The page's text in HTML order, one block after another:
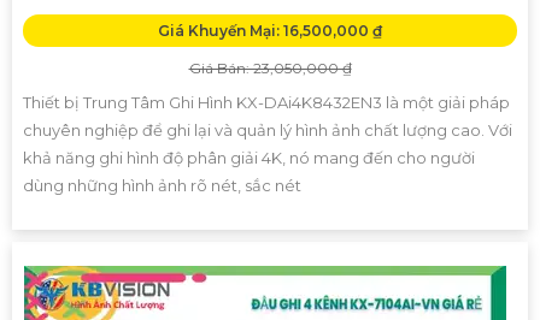
Giá Khuyến Mại: 16,500,000 ₫
Giá Bán: 23,050,000 ₫
Thiết bị Trung Tâm Ghi Hình KX-DAi4K8432EN3 là một giải pháp
chuyên nghiệp để ghi lại và quản lý hình ảnh chất lượng cao. Với
khả năng ghi hình độ phân giải 4K, nó mang đến cho người
dùng những hình ảnh rõ nét, sắc nét